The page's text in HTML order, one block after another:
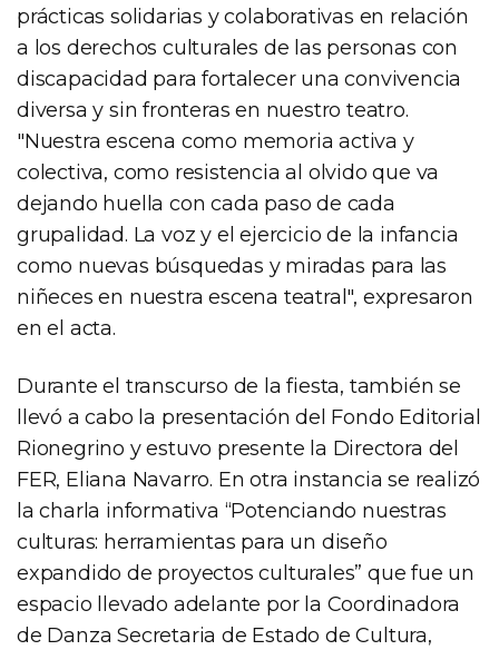
prácticas solidarias y colaborativas en relación
a los derechos culturales de las personas con
discapacidad para fortalecer una convivencia
diversa y sin fronteras en nuestro teatro.
"Nuestra escena como memoria activa y
colectiva, como resistencia al olvido que va
dejando huella con cada paso de cada
grupalidad. La voz y el ejercicio de la infancia
como nuevas búsquedas y miradas para las
niñeces en nuestra escena teatral", expresaron
en el acta.
Durante el transcurso de la fiesta, también se
llevó a cabo la presentación del Fondo Editorial
Rionegrino y estuvo presente la Directora del
FER, Eliana Navarro. En otra instancia se realizó
la charla informativa “Potenciando nuestras
culturas: herramientas para un diseño
expandido de proyectos culturales” que fue un
espacio llevado adelante por la Coordinadora
de Danza Secretaria de Estado de Cultura,